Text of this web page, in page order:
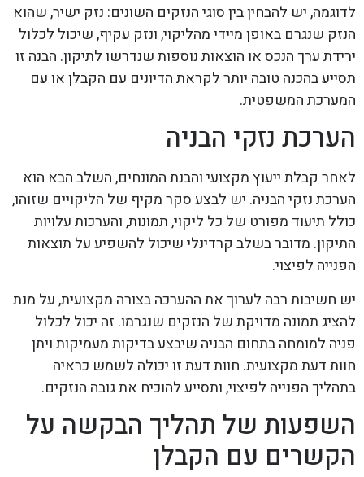
לדוגמה, יש להבחין בין סוגי הנזקים השונים: נזק ישיר, שהוא
הנזק שנגרם באופן מיידי מהליקוי, ונזק עקיף, שיכול לכלול
ירידת ערך הנכס או הוצאות נוספות שנדרשו לתיקון. הבנה זו
תסייע בהכנה טובה יותר לקראת הדיונים עם הקבלן או עם
המערכת המשפטית.
הערכת נזקי הבניה
לאחר קבלת ייעוץ מקצועי והבנת המונחים, השלב הבא הוא
הערכת נזקי הבניה. יש לבצע סקר מקיף של הליקויים שזוהו,
כולל תיעוד מפורט של כל ליקוי, תמונות, והערכות עלויות
התיקון. מדובר בשלב קרדינלי שיכול להשפיע על תוצאות
הפנייה לפיצוי.
יש חשיבות רבה לערוך את ההערכה בצורה מקצועית, על מנת
להציג תמונה מדויקת של הנזקים שנגרמו. זה יכול לכלול
פניה למומחה בתחום הבניה שיבצע בדיקות מעמיקות ויתן
חוות דעת מקצועית. חוות דעת זו יכולה לשמש כראיה
בתהליך הפנייה לפיצוי, ותסייע להוכיח את גובה הנזקים.
השפעות של תהליך הבקשה על
הקשרים עם הקבלן